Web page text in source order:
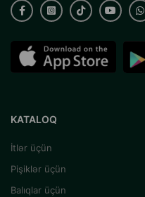
KATALOQ
İtlər üçün
Pişiklər üçün
Balıqlar üçün